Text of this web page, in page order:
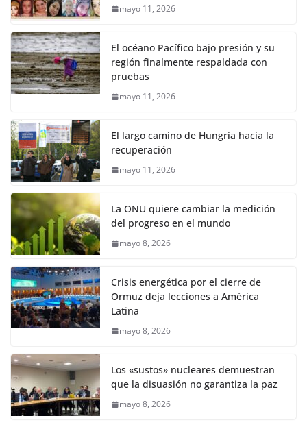
mayo 11, 2026
El océano Pacífico bajo presión y su
región finalmente respaldada con
pruebas
mayo 11, 2026
El largo camino de Hungría hacia la
recuperación
mayo 11, 2026
La ONU quiere cambiar la medición
del progreso en el mundo
mayo 8, 2026
Crisis energética por el cierre de
Ormuz deja lecciones a América
Latina
mayo 8, 2026
Los «sustos» nucleares demuestran
que la disuasión no garantiza la paz
mayo 8, 2026